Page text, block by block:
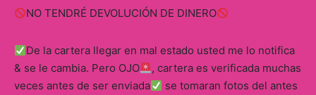
NO TENDRÉ DEVOLUCIÓN DE DINERO
De la cartera llegar en mal estado usted me lo notifica
& se le cambia. Pero OJO
, cartera es verificada muchas
veces antes de ser enviada
se tomaran fotos del antes